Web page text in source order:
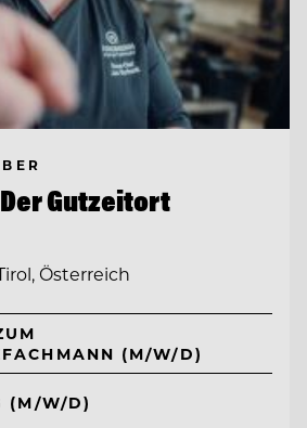
Gutzeitort
Österreich
(M/W/D)
(M/W/D)